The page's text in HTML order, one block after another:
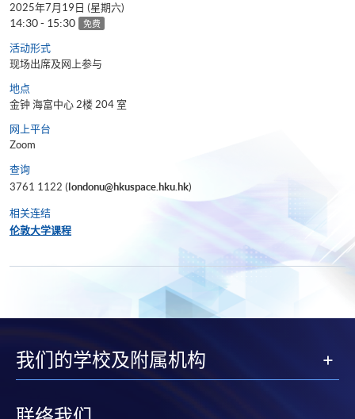
2025年7月19日 (星期六)
14:30 - 15:30 免费
活动形式
现场出席及网上参与
地点
金钟 海富中心 2楼 204 室
网上平台
Zoom
查询
3761 1122 (londonu@hkuspace.hku.hk)
相关连结
伦敦大学课程
我们的学校及附属机构